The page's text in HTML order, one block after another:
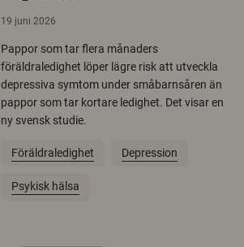
19 juni 2026
Pappor som tar flera månaders
föräldraledighet löper lägre risk att utveckla
depressiva symtom under småbarnsåren än
pappor som tar kortare ledighet. Det visar en
ny svensk studie.
Föräldraledighet Depression
Psykisk hälsa